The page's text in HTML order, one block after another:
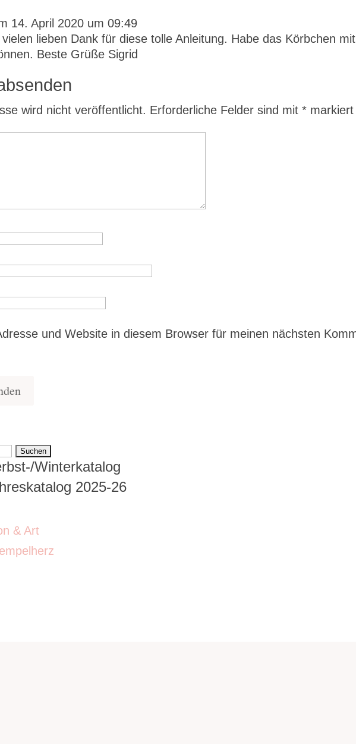
14. April 2020 um 09:49
lieben Dank für diese tolle Anleitung. Habe das Körbchen
Beste Grüße Sigrid
wird nicht veröffentlicht. Erforderliche Felder sind mit* markiert
und Website in diesem Browser für meinen nächsten
Winterkatalog
2025-26
& Art